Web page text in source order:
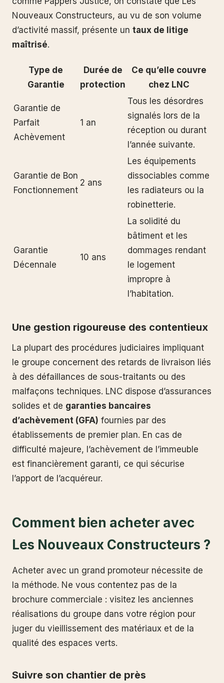
Nouveaux Constructeurs, au vu de son volume
d’activité massif, présente un taux de litige
maîtrisé.
Type de
Garantie
Durée de
protection
Ce qu’elle couvre
chez LNC
Garantie de
Parfait
Achèvement
1 an
Tous les désordres
signalés lors de la
réception ou durant
l’année suivante.
Garantie de Bon
Fonctionnement
2 ans
Les équipements
dissociables comme
les radiateurs ou la
robinetterie.
Garantie
Décennale
10 ans
La solidité du
bâtiment et les
dommages rendant
le logement
impropre à
l’habitation.
Une gestion rigoureuse des contentieux
La plupart des procédures judiciaires impliquant
le groupe concernent des retards de livraison liés
à des défaillances de sous-traitants ou des
malfaçons techniques. LNC dispose d’assurances
solides et de garanties bancaires
d’achèvement (GFA) fournies par des
établissements de premier plan. En cas de
difficulté majeure, l’achèvement de l’immeuble
est financièrement garanti, ce qui sécurise
l’apport de l’acquéreur.
Comment bien acheter avec
Les Nouveaux Constructeurs ?
Acheter avec un grand promoteur nécessite de
la méthode. Ne vous contentez pas de la
brochure commerciale : visitez les anciennes
réalisations du groupe dans votre région pour
juger du vieillissement des matériaux et de la
qualité des espaces verts.
Suivre son chantier de près